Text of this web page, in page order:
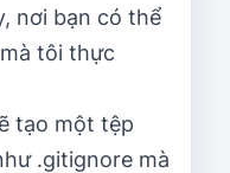
nơi bạn có thể
tôi thực
tạo một tệp
.gitignore mà